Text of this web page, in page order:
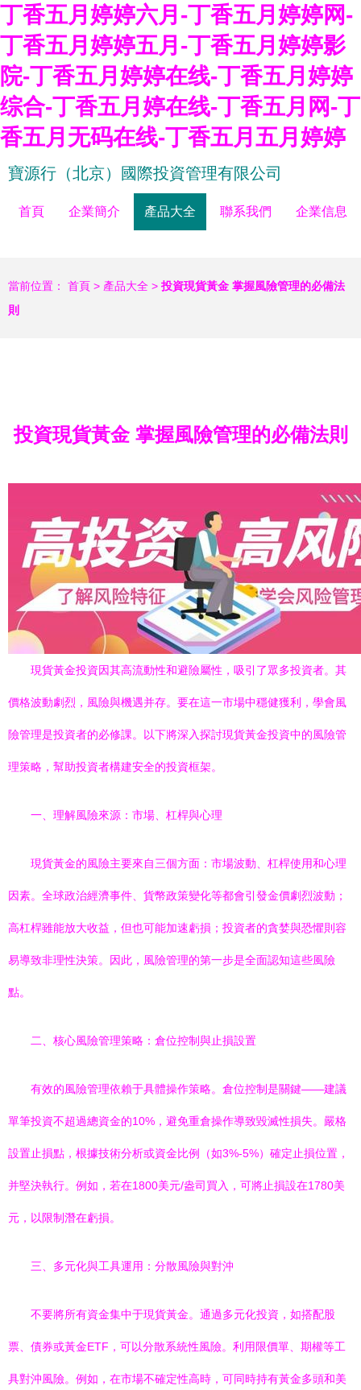
丁香五月婷婷六月-丁香五月婷婷网-
丁香五月婷婷五月-丁香五月婷婷影
院-丁香五月婷婷在线-丁香五月婷婷
综合-丁香五月婷在线-丁香五月网-丁
香五月无码在线-丁香五月五月婷婷
寶源行（北京）國際投資管理有限公司
首頁 企業簡介 產品大全 聯系我們 企業信息
當前位置： 首頁 > 產品大全 > 投資現貨黃金 掌握風險管理的必備法
則
投資現貨黃金 掌握風險管理的必備法則
現貨黃金投資因其高流動性和避險屬性，吸引了眾多投資者。其
價格波動劇烈，風險與機遇并存。要在這一市場中穩健獲利，學會風
險管理是投資者的必修課。以下將深入探討現貨黃金投資中的風險管
理策略，幫助投資者構建安全的投資框架。
一、理解風險來源：市場、杠桿與心理
現貨黃金的風險主要來自三個方面：市場波動、杠桿使用和心理
因素。全球政治經濟事件、貨幣政策變化等都會引發金價劇烈波動；
高杠桿雖能放大收益，但也可能加速虧損；投資者的貪婪與恐懼則容
易導致非理性決策。因此，風險管理的第一步是全面認知這些風險
點。
二、核心風險管理策略：倉位控制與止損設置
有效的風險管理依賴于具體操作策略。倉位控制是關鍵——建議
單筆投資不超過總資金的10%，避免重倉操作導致毀滅性損失。嚴格
設置止損點，根據技術分析或資金比例（如3%-5%）確定止損位置，
并堅決執行。例如，若在1800美元/盎司買入，可將止損設在1780美
元，以限制潛在虧損。
三、多元化與工具運用：分散風險與對沖
不要將所有資金集中于現貨黃金。通過多元化投資，如搭配股
票、債券或黃金ETF，可以分散系統性風險。利用限價單、期權等工
具對沖風險。例如，在市場不確定性高時，可同時持有黃金多頭和美